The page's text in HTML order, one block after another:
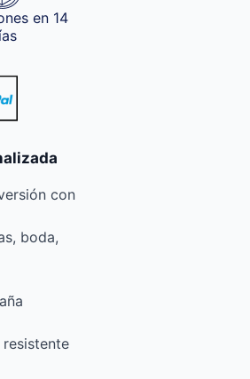
en 14
con
boda,